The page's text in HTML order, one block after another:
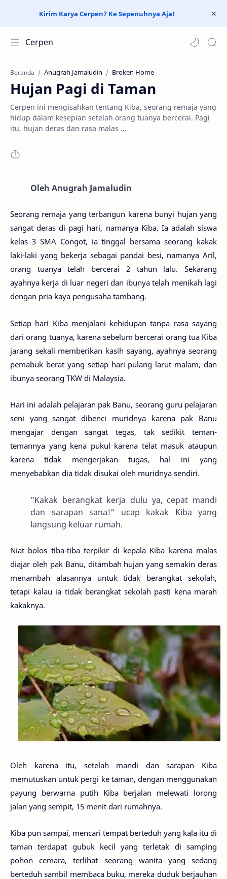
Kirim Karya Cerpen? Ke Sepenuhnya Aja!
Cerpen
Beranda Anugrah Jamaludin Broken Home
Hujan Pagi di Taman
Cerpen ini mengisahkan tentang Kiba, seorang remaja yang
hidup dalam kesepian setelah orang tuanya bercerai. Pagi
itu, hujan deras dan rasa malas ...
Oleh Anugrah Jamaludin
Seorang remaja yang terbangun karena bunyi hujan yang
sangat deras di pagi hari, namanya Kiba. Ia adalah siswa
kelas 3 SMA Congot, ia tinggal bersama seorang kakak
laki-laki yang bekerja sebagai pandai besi, namanya Aril,
orang tuanya telah bercerai 2 tahun lalu. Sekarang
ayahnya kerja di luar negeri dan ibunya telah menikah lagi
dengan pria kaya pengusaha tambang.
Setiap hari Kiba menjalani kehidupan tanpa rasa sayang
dari orang tuanya, karena sebelum bercerai orang tua Kiba
jarang sekali memberikan kasih sayang, ayahnya seorang
pemabuk berat yang setiap hari pulang larut malam, dan
ibunya seorang TKW di Malaysia.
Hari ini adalah pelajaran pak Banu, seorang guru pelajaran
seni yang sangat dibenci muridnya karena pak Banu
mengajar dengan sangat tegas, tak sedikit teman-
temannya yang kena pukul karena telat masuk ataupun
karena tidak mengerjakan tugas, hal ini yang
menyebabkan dia tidak disukai oleh muridnya sendiri.
"Kakak berangkat kerja dulu ya, cepat mandi
dan sarapan sana!" ucap kakak Kiba yang
langsung keluar rumah.
Niat bolos tiba-tiba terpikir di kepala Kiba karena malas
diajar oleh pak Banu, ditambah hujan yang semakin deras
menambah alasannya untuk tidak berangkat sekolah,
tetapi kalau ia tidak berangkat sekolah pasti kena marah
kakaknya.
Oleh karena itu, setelah mandi dan sarapan Kiba
memutuskan untuk pergi ke taman, dengan menggunakan
payung berwarna putih Kiba berjalan melewati lorong
jalan yang sempit, 15 menit dari rumahnya.
Kiba pun sampai, mencari tempat berteduh yang kala itu di
taman terdapat gubuk kecil yang terletak di samping
pohon cemara, terlihat seorang wanita yang sedang
berteduh sambil membaca buku, mereka duduk berjauhan